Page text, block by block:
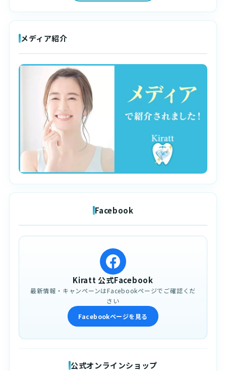
メディア紹介
Facebook
Kiratt 公式Facebook
最新情報・キャンペーンはFacebookページでご確認くだ
さい
Facebookページを見る
公式オンラインショップ